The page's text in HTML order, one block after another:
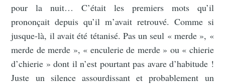
pour la nuit… C’était les premiers mots qu’il
prononçait depuis qu’il m’avait retrouvé. Comme si
jusque-là, il avait été tétanisé. Pas un seul « merde », «
merde de merde », « enculerie de merde » ou « chierie
d’chierie » dont il n’est pourtant pas avare d’habitude !
Juste un silence assourdissant et probablement un